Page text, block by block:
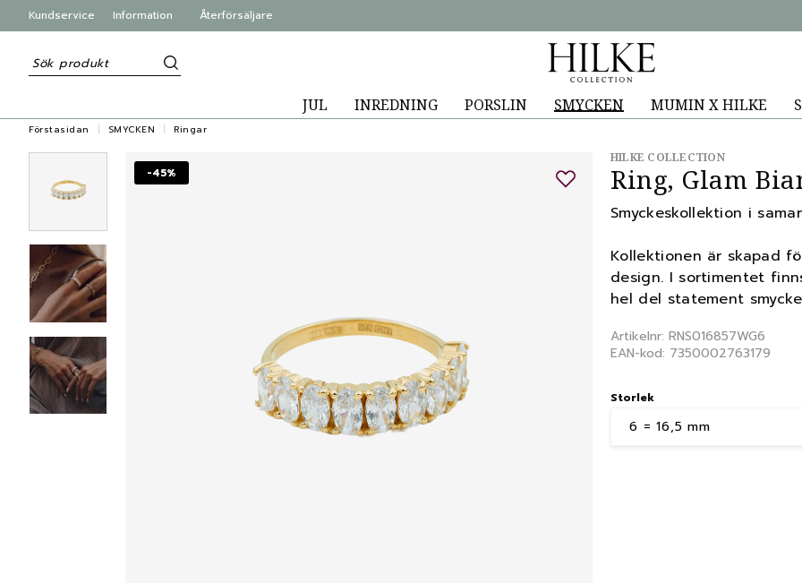
Kundservice Information Återförsäljare
JUL INREDNING PORSLIN SMYCKEN MUMIN X HILKE
Förstasidan SMYCKEN Ringar
-45%
HILKE COLLECTION
Ring, Glam
Smyckeskollektion i
Kollektionen är skapad
design. I sortimentet
hel del statement
Artikelnr: RNS016857WG6
EAN-kod: 7350002763179
Storlek